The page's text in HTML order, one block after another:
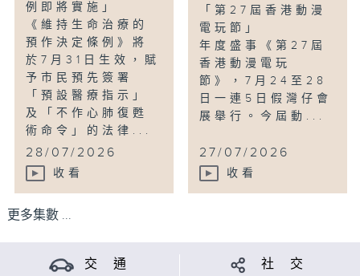
例即將實施」
《維持生命治療的
預作決定條例》將
於7月31日生效，賦
予市民預先簽署
「預設醫療指示」
及「不作心肺復甦
術命令」的法律...
28/07/2026
收看
「第27屆香港動漫
電玩節」
年度盛事《第27屆
香港動漫電玩
節》，7月24至28
日一連5日假灣仔會
展舉行。今屆動...
27/07/2026
收看
更多集數 ...
交 通 社 交